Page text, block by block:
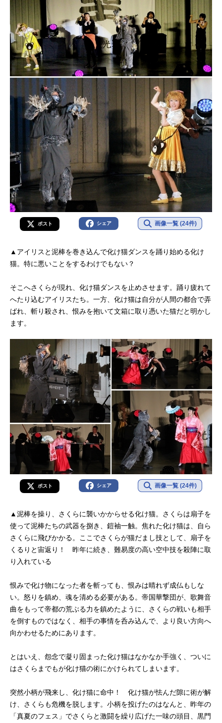
ポスト シェア 画像一覧 (24件)
▲アイリスと泥棒を巻き込んで化け猫ダンスを踊り始める化け
猫。特に悪いことをするわけでもない？
そこへさくらが現れ、化け猫ダンスを止めさせます。踊り疲れて
へたり込むアイリスたち。一方、化け猫は自分が人間の都合で弄
ばれ、斬り殺され、恨みを抱いて文箱に取り憑いた猫だと明かし
ます。
ポスト シェア 画像一覧 (24件)
▲泥棒を操り、さくらに襲いかからせる化け猫。さくらは扇子を
使って泥棒たちの武器を捌き、鎧袖一触。焦れた化け猫は、自ら
さくらに飛びかかる。ここでさくらが猫だまし技として、扇子を
くるりと宙返り！ 昨年に続き、難易度の高い空中技を殺陣に取
り入れている
恨みで化け物になった者を斬っても、恨みは晴れず成仏もしな
い。怒りを鎮め、魂を清める必要がある。帝国華撃団が、歌舞音
曲をもって帝都の荒ぶる力を鎮めたように、さくらの戦いも相手
を倒すものではなく、相手の事情を呑み込んで、より良い方向へ
向かわせるためにあります。
とはいえ、怨念で凝り固まった化け猫はなかなか手強く、ついに
はさくらまでもが化け猫の術にかけられてしまいます。
突然小柄が飛来し、化け猫に命中！ 化け猫が怯んだ隙に術が解
け、さくらも危機を脱します。小柄を投げたのはなんと、昨年の
「真夏のフェス」でさくらと激闘を繰り広げた一味の頭目、黒門